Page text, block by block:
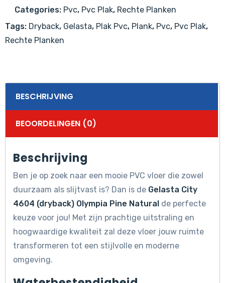
Pine
Natural
aantal
Categories: Pvc, Pvc Plak, Rechte Planken
Tags: Dryback, Gelasta, Plak Pvc, Plank, Pvc, Pvc Plak,
Rechte Planken
BESCHRIJVING
BEOORDELINGEN (0)
Beschrijving
Ben je op zoek naar een mooie PVC vloer die zowel
duurzaam als slijtvast is? Dan is de Gelasta City
4604 (dryback) Olympia Pine Natural de perfecte
keuze voor jou! Met zijn prachtige uitstraling en
hoogwaardige kwaliteit zal deze vloer jouw ruimte
transformeren tot een stijlvolle en moderne
omgeving.